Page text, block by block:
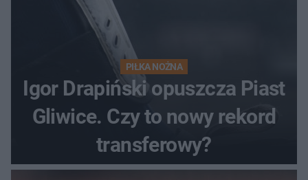
PIŁKA NOŻNA
Igor Drapiński opuszcza Piast
Gliwice. Czy to nowy rekord
transferowy?